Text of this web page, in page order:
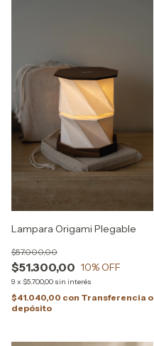
Lampara Origami Plegable
$51.300,00
$57.000,00
10% OFF
9 x $5.700,00 sin interés
$41.040,00 con Transferencia o
depósito